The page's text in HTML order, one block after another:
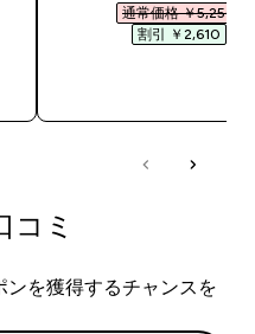
通常価格 ￥5,250‎
割引 ￥2,610‎
コミ
ンを獲得するチャンスを